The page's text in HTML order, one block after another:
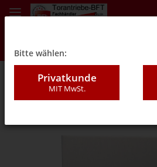
08A - Schalter
Bitte wählen:
Privatkunde
MIT MwSt.